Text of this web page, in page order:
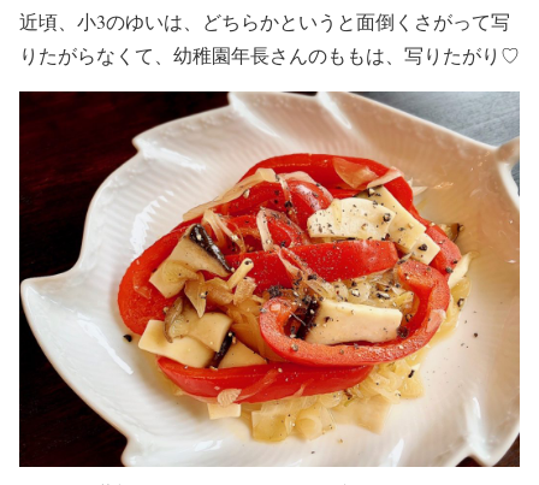
近頃、小3のゆいは、どちらかというと面倒くさがって写
りたがらなくて、幼稚園年長さんのももは、写りたがり♡